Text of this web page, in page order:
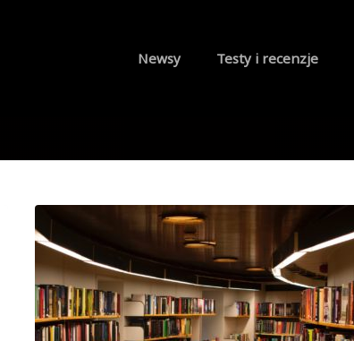
Newsy Testy i recenzje